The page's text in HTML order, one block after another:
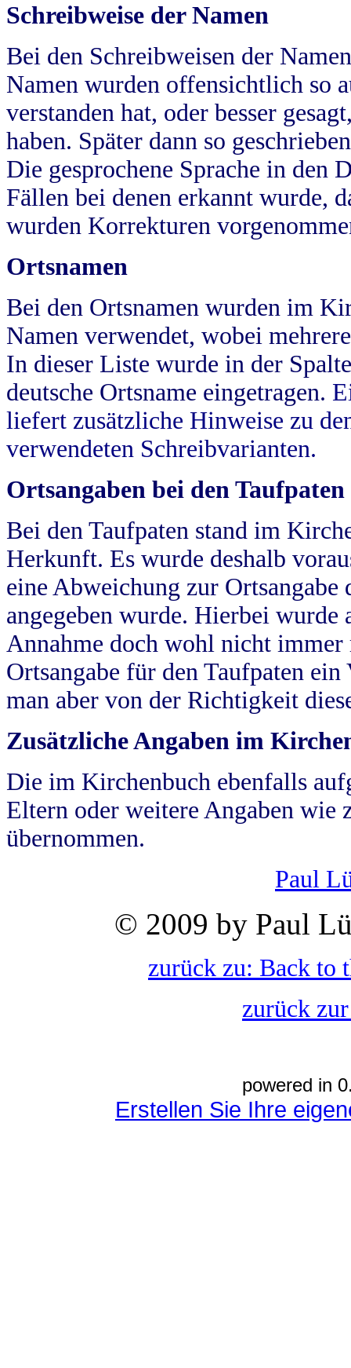
Schreibweise der Namen
Bei den Schreibweisen der
Namen wurden offensichtlich so
verstanden hat, oder besser
haben. Später dann so
Die gesprochene Sprache in
Fällen bei denen erkannt wurde,
wurden Korrekturen
Ortsnamen
Bei den Ortsnamen wurden im
Namen verwendet, wobei
In dieser Liste wurde in der
deutsche Ortsname eingetragen.
liefert zusätzliche Hinweise zu
verwendeten Schreibvarianten.
Ortsangaben bei den Taufpaten
Bei den Taufpaten stand im
Herkunft. Es wurde deshalb
eine Abweichung zur
angegeben wurde. Hierbei wurde
Annahme doch wohl nicht
Ortsangabe für den Taufpaten
man aber von der Richtigkeit
Zusätzliche Angaben im
Die im Kirchenbuch ebenfalls
Eltern oder weitere Angaben wie
übernommen.
Paul
© 2009 by Paul
zurück zu: Back to
zurück
powered in
Erstellen Sie Ihre